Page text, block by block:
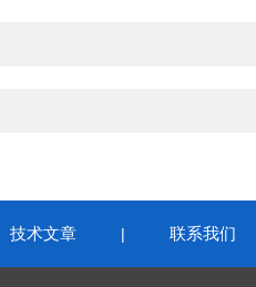
技术文章 | 联系我们